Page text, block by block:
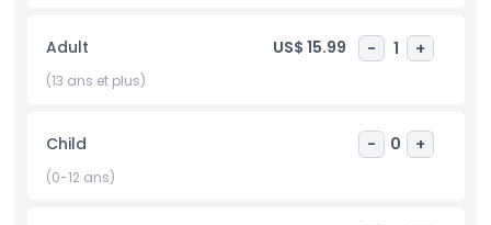
expositions participatives comme L'Histoire du jour invitent
les visiteurs à créer leurs propres histoires, tandis que
l'espace Jeux de mots offre des activités pratiques pour les
en direct et des événements littéraires, ce musée de
Chicago donne vie aux mots dans un environnement
dynamique et éducatif. Découvrez le pouvoir de la
Adult US$ 15.99 - 1 +
(13 ans et plus)
Child - 0 +
(0-12 ans)